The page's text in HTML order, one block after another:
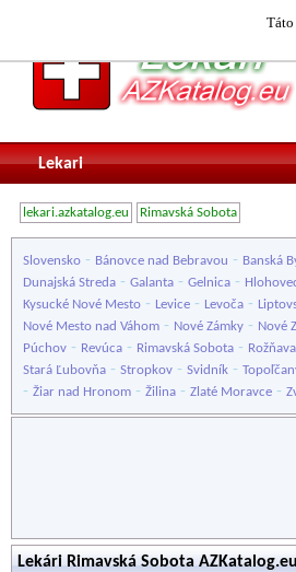
Lekari
lekari.azkatalog.eu Rimavská Sobota
Slovensko - Bánovce nad Bebravou - Banská
Dunajská Streda - Galanta - Gelnica -
Kysucké Nové Mesto - Levice - Levoča -
Nové Mesto nad Váhom - Nové Zámky - Nové
Púchov - Revúca - Rimavská Sobota - Rožňava
Stará Ľubovňa - Stropkov - Svidník -
- Žiar nad Hronom - Žilina - Zlaté Moravce -
Lekári Rimavská Sobota